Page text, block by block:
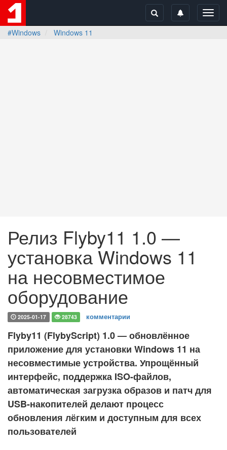
#Windows
Windows 11
Релиз Flyby11 1.0 —
установка Windows 11
на несовместимое
оборудование
2025-01-17 28743 комментарии
Flyby11 (FlybyScript) 1.0 — обновлённое
приложение для установки Windows 11 на
несовместимые устройства. Упрощённый
интерфейс, поддержка ISO-файлов,
автоматическая загрузка образов и патч для
USB-накопителей делают процесс
обновления лёгким и доступным для всех
пользователей